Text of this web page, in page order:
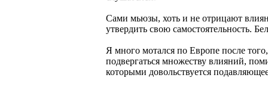
Сами мьюзы, хоть и не отрицают
утвердить свою самостоятельность.
Я много мотался по Европе после
подвергаться множеству влияний,
которыми довольствуется